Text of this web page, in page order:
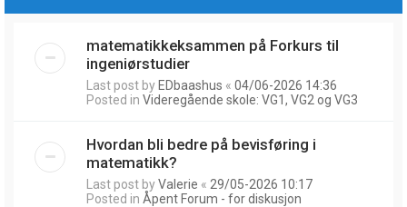
matematikkeksammen på Forkurs til
ingeniørstudier
Last post by EDbaashus « 04/06-2026 14:36
Posted in Videregående skole: VG1, VG2 og VG3
Hvordan bli bedre på bevisføring i
matematikk?
Last post byValerie « 29/05-2026 10:17
Posted in Åpent Forum - for diskusjon